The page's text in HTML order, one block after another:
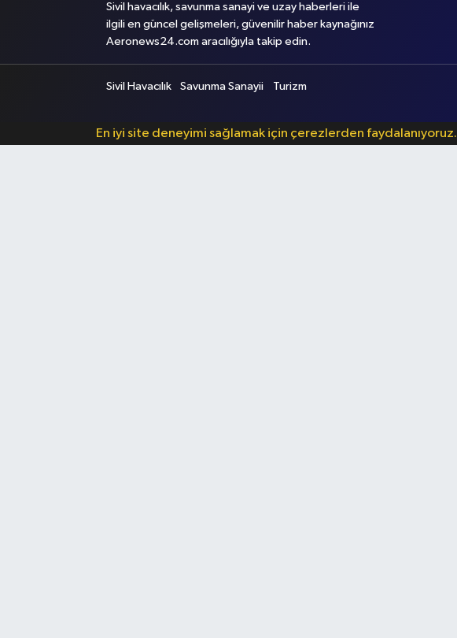
Sivil havacılık, savunma sanayi ve uzay haberleri ile
ilgili en güncel gelişmeleri, güvenilir haber kaynağınız
Aeronews24.com aracılığıyla takip edin.
Sivil Havacılık Savunma Sanayii Turizm
En iyi site deneyimi sağlamak için çerezlerden faydalanıyoruz.